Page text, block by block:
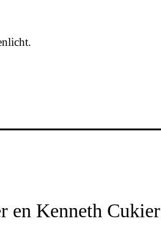
en Kenneth Cukier